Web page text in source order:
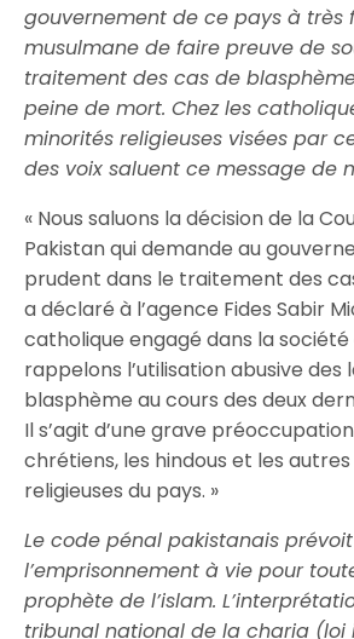
gouvernement de ce pays à très
musulmane de faire preuve de
traitement des cas de
peine de mort. Chez les
minorités religieuses visées par
des voix saluent ce message de
« Nous saluons la décision de la
Pakistan qui demande au
prudent dans le traitement des
a déclaré à l’agence Fides Sabir
catholique engagé dans la société
rappelons l’utilisation abusive des
blasphème au cours des deux
Il s’agit d’une grave
chrétiens, les hindous et les
religieuses du pays. »
Le code pénal pakistanais
l’emprisonnement à vie pour
prophète de l’islam.
tribunal national de la charia (loi